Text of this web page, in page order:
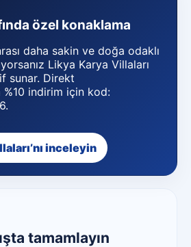
özel konaklama
daha sakin ve doğa odaklı
Likya Karya Villaları
sunar. Direkt
indirim için kod:
inceleyin
tamamlayın